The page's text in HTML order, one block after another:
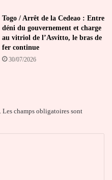
Togo / Arrêt de la Cedeao : Entre
déni du gouvernement et charge
au vitriol de l’Asvitto, le bras de
fer continue
30/07/2026
Les champs obligatoires sont